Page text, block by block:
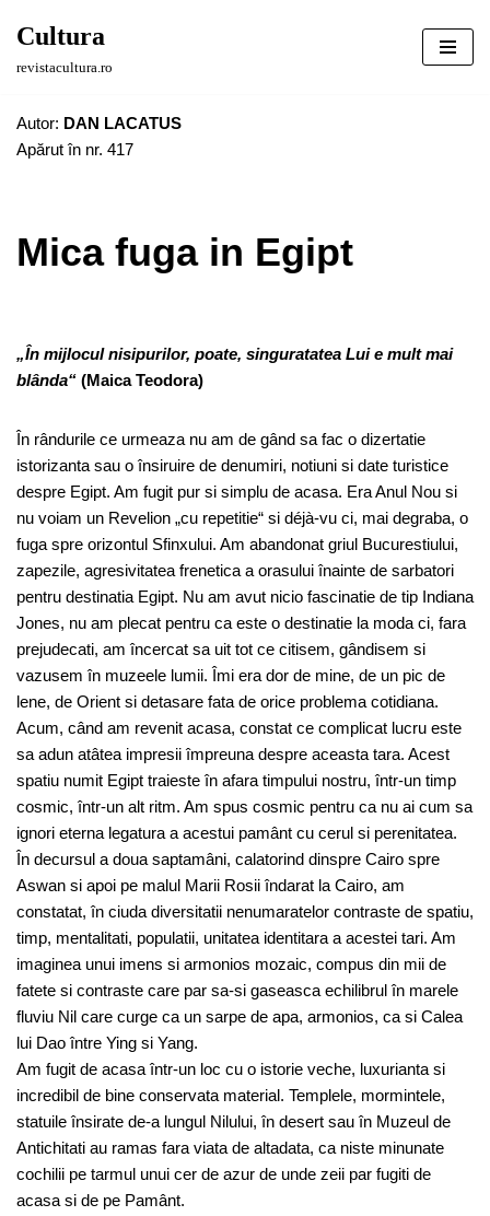
Sari
Cultura
revistacultura.ro
Autor: DAN LACATUS
Apărut în nr. 417
Mica fuga in Egipt
„În mijlocul nisipurilor, poate, singuratatea Lui e mult mai
blânda“ (Maica Teodora)
În rândurile ce urmeaza nu am de gând sa fac o dizertatie
istorizanta sau o însiruire de denumiri, notiuni si date turistice
despre Egipt. Am fugit pur si simplu de acasa. Era Anul Nou si
nu voiam un Revelion „cu repetitie“ si déjà-vu ci, mai degraba, o
fuga spre orizontul Sfinxului. Am abandonat griul Bucurestiului,
zapezile, agresivitatea frenetica a orasului înainte de sarbatori
pentru destinatia Egipt. Nu am avut nicio fascinatie de tip Indiana
Jones, nu am plecat pentru ca este o destinatie la moda ci, fara
prejudecati, am încercat sa uit tot ce citisem, gândisem si
vazusem în muzeele lumii. Îmi era dor de mine, de un pic de
lene, de Orient si detasare fata de orice problema cotidiana.
Acum, când am revenit acasa, constat ce complicat lucru este
sa adun atâtea impresii împreuna despre aceasta tara. Acest
spatiu numit Egipt traieste în afara timpului nostru, într-un timp
cosmic, într-un alt ritm. Am spus cosmic pentru ca nu ai cum sa
ignori eterna legatura a acestui pamânt cu cerul si perenitatea.
În decursul a doua saptamâni, calatorind dinspre Cairo spre
Aswan si apoi pe malul Marii Rosii îndarat la Cairo, am
constatat, în ciuda diversitatii nenumaratelor contraste de spatiu,
timp, mentalitati, populatii, unitatea identitara a acestei tari. Am
imaginea unui imens si armonios mozaic, compus din mii de
fatete si contraste care par sa-si gaseasca echilibrul în marele
fluviu Nil care curge ca un sarpe de apa, armonios, ca si Calea
lui Dao între Ying si Yang.
Am fugit de acasa într-un loc cu o istorie veche, luxurianta si
incredibil de bine conservata material. Templele, mormintele,
statuile însirate de-a lungul Nilului, în desert sau în Muzeul de
Antichitati au ramas fara viata de altadata, ca niste minunate
cochilii pe tarmul unui cer de azur de unde zeii par fugiti de
acasa si de pe Pamânt.